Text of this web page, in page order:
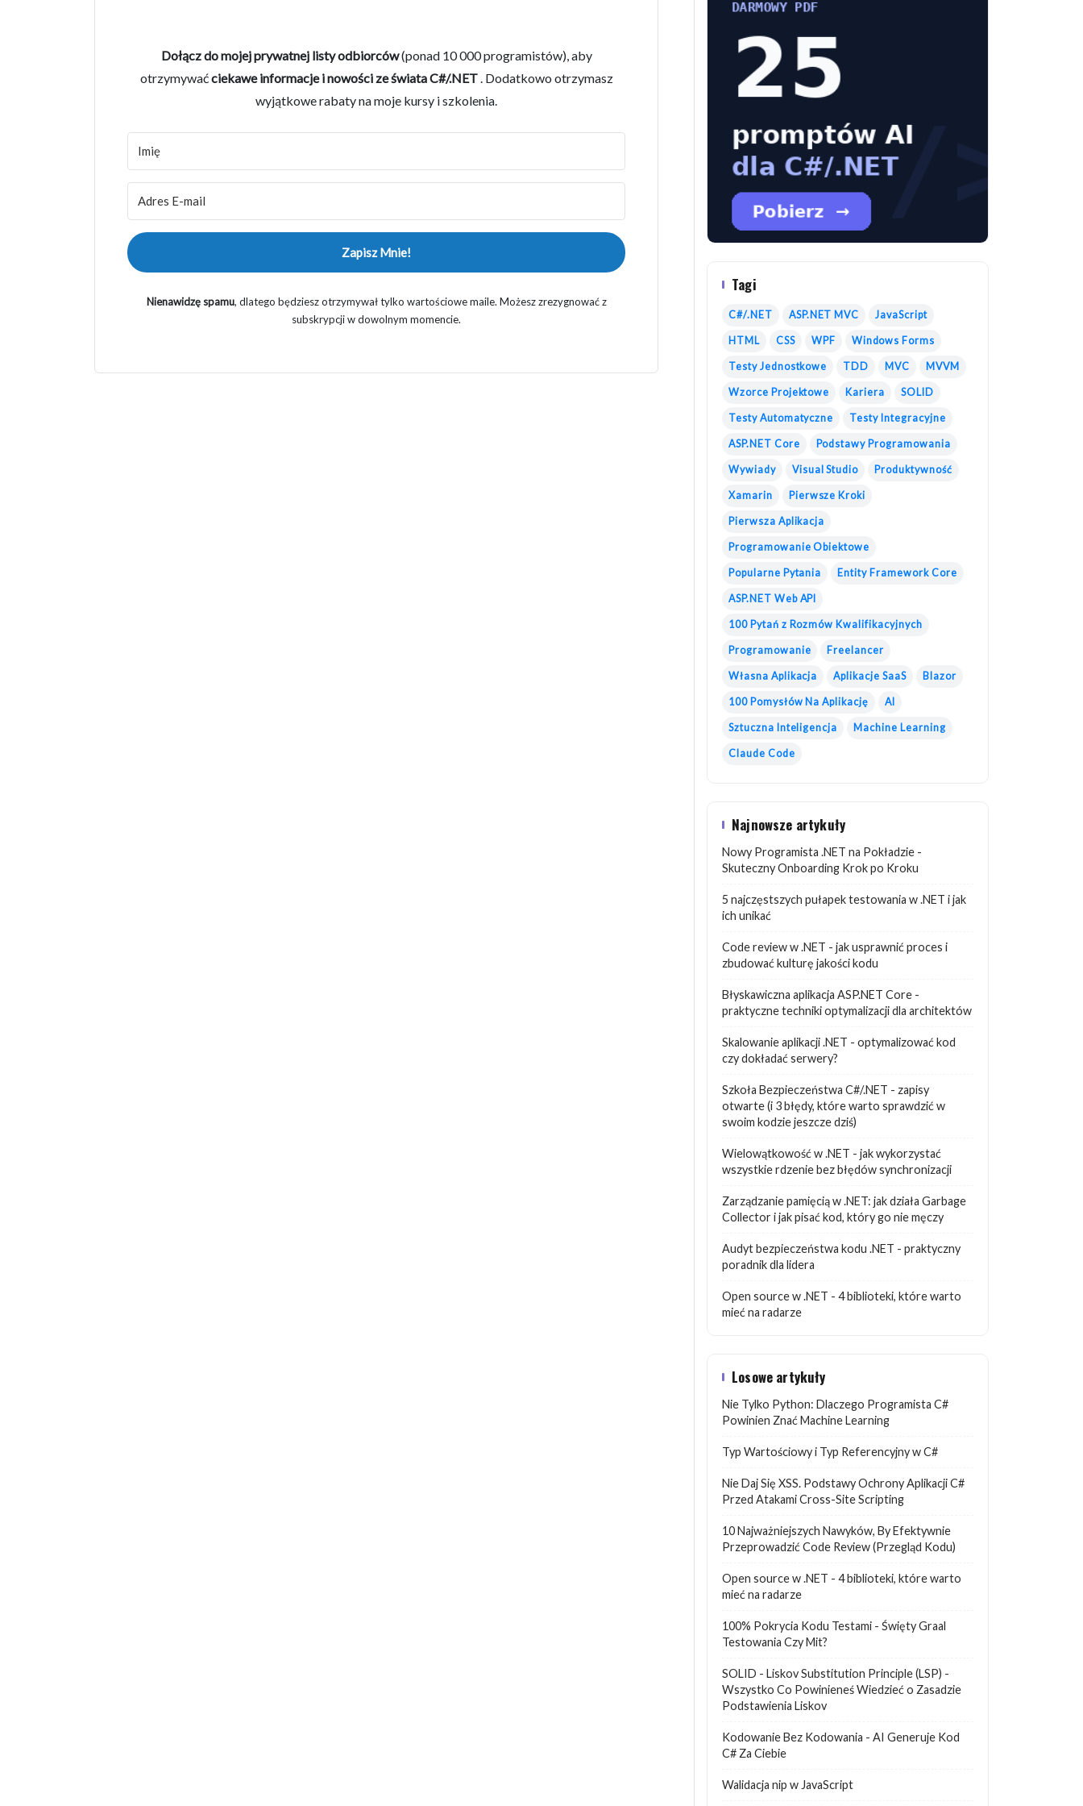
Dołącz do mojej prywatnej listy odbiorców(ponad 10 000 programistów), aby
otrzymywaćciekawe informacje i nowości ze świata C#/.NET. Dodatkowo otrzymasz
wyjątkowe rabaty na moje kursy i szkolenia.
Zapisz Mnie!
Nienawidzę spamu, dlatego będziesz otrzymywał tylko wartościowe maile. Możesz zrezygnować z
subskrypcji w dowolnym momencie.
Tagi
C#/.NET ASP.NET MVC JavaScript
HTML CSS WPF Windows Forms
Testy Jednostkowe TDD MVC MVVM
Wzorce Projektowe Kariera SOLID
Testy Automatyczne Testy Integracyjne
ASP.NET Core Podstawy Programowania
Wywiady Visual Studio Produktywność
Xamarin Pierwsze Kroki
Pierwsza Aplikacja
Programowanie Obiektowe
Popularne Pytania Entity Framework Core
ASP.NET Web API
100 Pytań z Rozmów Kwalifikacyjnych
Programowanie Freelancer
Własna Aplikacja Aplikacje SaaS Blazor
100 Pomysłów Na Aplikację AI
Sztuczna Inteligencja Machine Learning
Claude Code
Najnowsze artykuły
Nowy Programista .NET na Pokładzie -
Skuteczny Onboarding Krok po Kroku
5 najczęstszych pułapek testowania w .NET i jak
ich unikać
Code review w .NET - jak usprawnić proces i
zbudować kulturę jakości kodu
Błyskawiczna aplikacja ASP.NET Core -
praktyczne techniki optymalizacji dla architektów
Skalowanie aplikacji .NET - optymalizować kod
czy dokładać serwery?
Szkoła Bezpieczeństwa C#/.NET - zapisy
otwarte (i 3 błędy, które warto sprawdzić w
swoim kodzie jeszcze dziś)
Wielowątkowość w .NET - jak wykorzystać
wszystkie rdzenie bez błędów synchronizacji
Zarządzanie pamięcią w .NET: jak działa Garbage
Collector i jak pisać kod, który go nie męczy
Audyt bezpieczeństwa kodu .NET - praktyczny
poradnik dla lidera
Open source w .NET - 4 biblioteki, które warto
mieć na radarze
Losowe artykuły
Nie Tylko Python: Dlaczego Programista C#
Powinien Znać Machine Learning
Typ Wartościowy i Typ Referencyjny w C#
Nie Daj Się XSS. Podstawy Ochrony Aplikacji C#
Przed Atakami Cross-Site Scripting
10 Najważniejszych Nawyków, By Efektywnie
Przeprowadzić Code Review (Przegląd Kodu)
Open source w .NET - 4 biblioteki, które warto
mieć na radarze
100% Pokrycia Kodu Testami - Święty Graal
Testowania Czy Mit?
SOLID - Liskov Substitution Principle (LSP) -
Wszystko Co Powinieneś Wiedzieć o Zasadzie
Podstawienia Liskov
Kodowanie Bez Kodowania - AI Generuje Kod
C# Za Ciebie
Walidacja nip w JavaScript